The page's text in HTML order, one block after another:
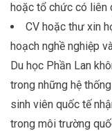
hoặc tổ chức có liên
CV hoặc thư xin
hoạch nghề nghiệp
Du học Phần Lan
trong những hệ
sinh viên quốc tế
trong môi trường